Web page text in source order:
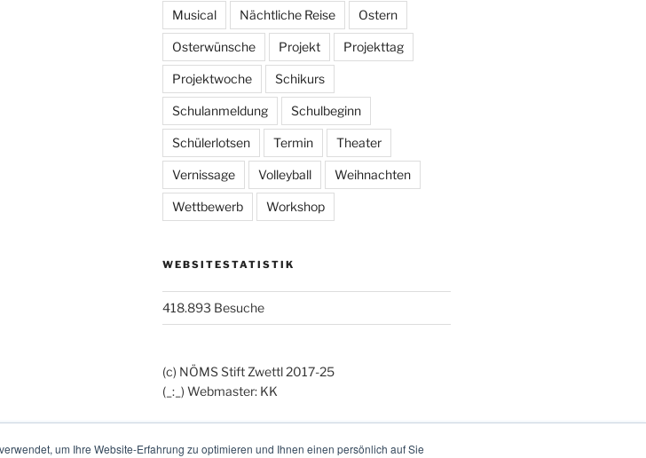
um Ihre Website-Erfahrung zu optimieren und Ihnen einen persönlich auf Sie
Musical Nächtliche Reise Ostern
Osterwünsche Projekt Projekttag
Projektwoche Schikurs
Schulanmeldung Schulbeginn
Schülerlotsen Termin Theater
Vernissage Volleyball Weihnachten
Wettbewerb Workshop
WEBSITESTATISTIK
418.893 Besuche
(c) NÖMS Stift Zwettl 2017-25
(_:_) Webmaster: KK